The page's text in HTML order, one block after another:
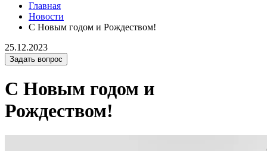
Главная
Новости
С Новым годом и Рождеством!
25.12.2023
Задать вопрос
С Новым годом и
Рождеством!